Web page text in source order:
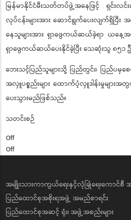
မြန်မာနိုင်ငံမီးသတ်တပ်ဖွဲ့အနေဖြင့် ရှင်းလင်
လုပ်ငန်းများအား ဆောင်ရွက်ပေးလျက်ရှိပြီ
နေသူများအား ရှာဖွေကယ်ဆယ်ခဲ့ရာ ယန
ရှာဖွေကယ်ဆယ်ပေးနိုင်ခဲ့ပြီး သေဆုံးသူ ၈၅၁ ဦ
ဘေးသင့်ပြည်သူများသို့ ပြည်တွင်း၊ ပြည်ပမှ
အလှူပစ္စည်းများ ထောက်ပံ့လှူဒါန်းမှုမျ
ပေးသွားမည်ဖြစ်သည်။
သတင်းစဉ်
Off
Off
အမျိုးသားကာကွယ်ရေးနှင့်လုံခြုံရေးကောင်စီ
ပြည်ထောင်စုအစိုးရအဖွဲ့ အမည်စာရင်း
ပြည်ထောင်စုအဆင့် ရုံး၊ အဖွဲ့အစည်းများ